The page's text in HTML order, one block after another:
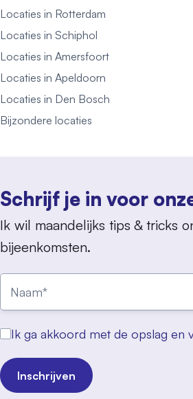
Locaties in Rotterdam
Locaties in Schiphol
Locaties in Amersfoort
Locaties in Apeldoorn
Locaties in Den Bosch
Bijzondere locaties
Schrijf je in voor
Ik wil maandelijks tips & tricks
bijeenkomsten.
Ik ga akkoord met de opslag en
Inschrijven